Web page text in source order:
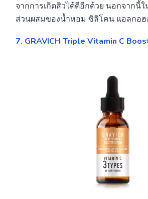
จากการเกิดสิวได้ดีอีกด้วย นอกจากนี้
ส่วนผสมของน้ำหอม ซิลิโคน แอลกอฮ
7. GRAVICH Triple Vitamin C